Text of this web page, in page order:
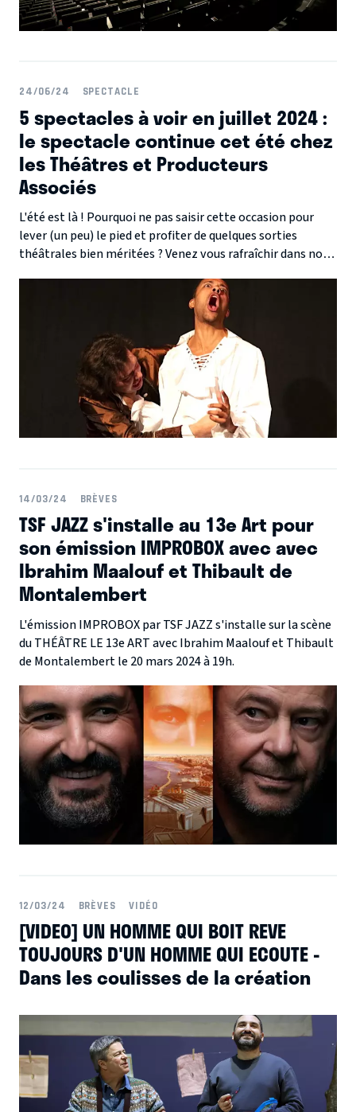
24/06/24 SPECTACLE
5 spectacles à voir en juillet 2024 :
le spectacle continue cet été chez
les Théâtres et Producteurs
Associés
L'été est là ! Pourquoi ne pas saisir cette occasion pour
lever (un peu) le pied et profiter de quelques sorties
théâtrales bien méritées ? Venez vous rafraîchir dans nos
programme, des spectacles originaux et captivants qui
sauront pimenter vos soirées estivales. Nul besoin de
voyager loin, l’été s’annonce riche en découvertes !
14/03/24 BRÈVES
TSF JAZZ s'installe au 13e Art pour
son émission IMPROBOX avec avec
Ibrahim Maalouf et Thibault de
Montalembert
L'émission IMPROBOX par TSF JAZZ s'installe sur la scène
du THÉÂTRE LE 13e ART avec Ibrahim Maalouf et Thibault
de Montalembert le 20 mars 2024 à 19h.
12/03/24 BRÈVES VIDÉO
[VIDEO] UN HOMME QUI BOIT REVE
TOUJOURS D'UN HOMME QUI ECOUTE -
Dans les coulisses de la création